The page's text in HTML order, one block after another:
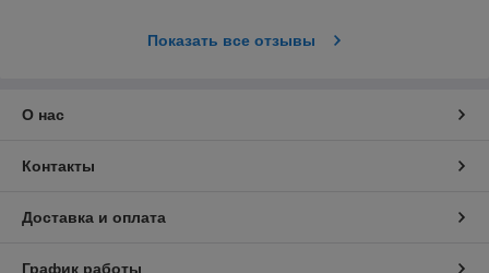
Показать все отзывы
О нас
Контакты
Доставка и оплата
График работы